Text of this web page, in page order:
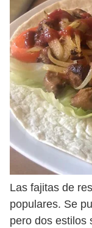
Las fajitas de
populares. Se
pero dos estilos